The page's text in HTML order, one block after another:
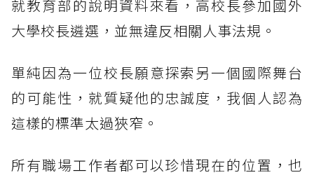
就教育部的說明資料來看，高校長參加國外
大學校長遴選，並無違反相關人事法規。
單純因為一位校長願意探索另一個國際舞台
的可能性，就質疑他的忠誠度，我個人認為
這樣的標準太過狹窄。
所有職場工作者都可以珍惜現在的位置，也